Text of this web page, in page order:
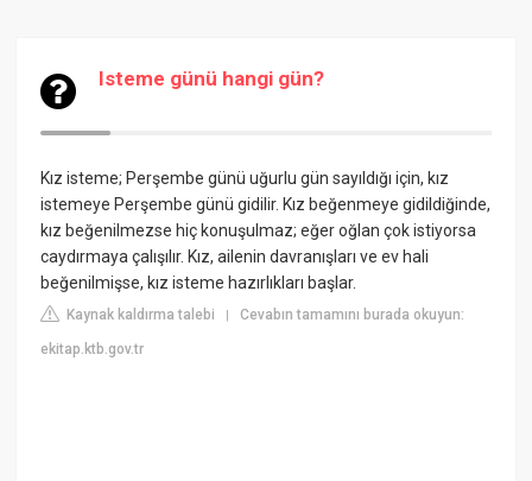
Isteme günü hangi gün?
Kız isteme; Perşembe günü uğurlu gün sayıldığı için, kız
istemeye Perşembe günü gidilir. Kız beğenmeye gidildiğinde,
kız beğenilmezse hiç konuşulmaz; eğer oğlan çok istiyorsa
caydırmaya çalışılır. Kız, ailenin davranışları ve ev hali
beğenilmişse, kız isteme hazırlıkları başlar.
Kaynak kaldırma talebi |Cevabın tamamını burada okuyun:
ekitap.ktb.gov.tr